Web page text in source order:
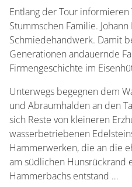
Entlang der Tour
Stummschen Familie.
Schmiedehandwerk. Damit
Generationen andauernde
Firmengeschichte im
Unterwegs begegnen dem
und Abraumhalden an den
sich Reste von kleineren
wasserbetriebenen
Hammerwerken, die an die
am südlichen Hunsrückrand
Hammerbachs entstand …